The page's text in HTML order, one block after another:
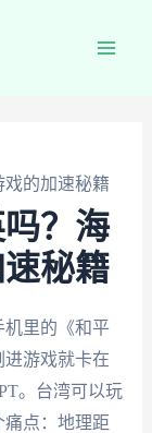
的加速秘籍
？海
秘籍
机里的《和平
游戏就卡在
。台湾可以玩
点：地理距